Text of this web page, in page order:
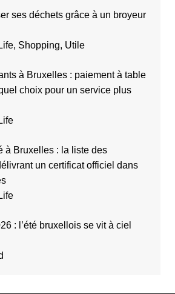
ses déchets grâce à un broyeur
Shopping, Utile
à Bruxelles : paiement à table
choix pour un service plus
à Bruxelles : la liste des
un certificat officiel dans
: l’été bruxellois se vit à ciel